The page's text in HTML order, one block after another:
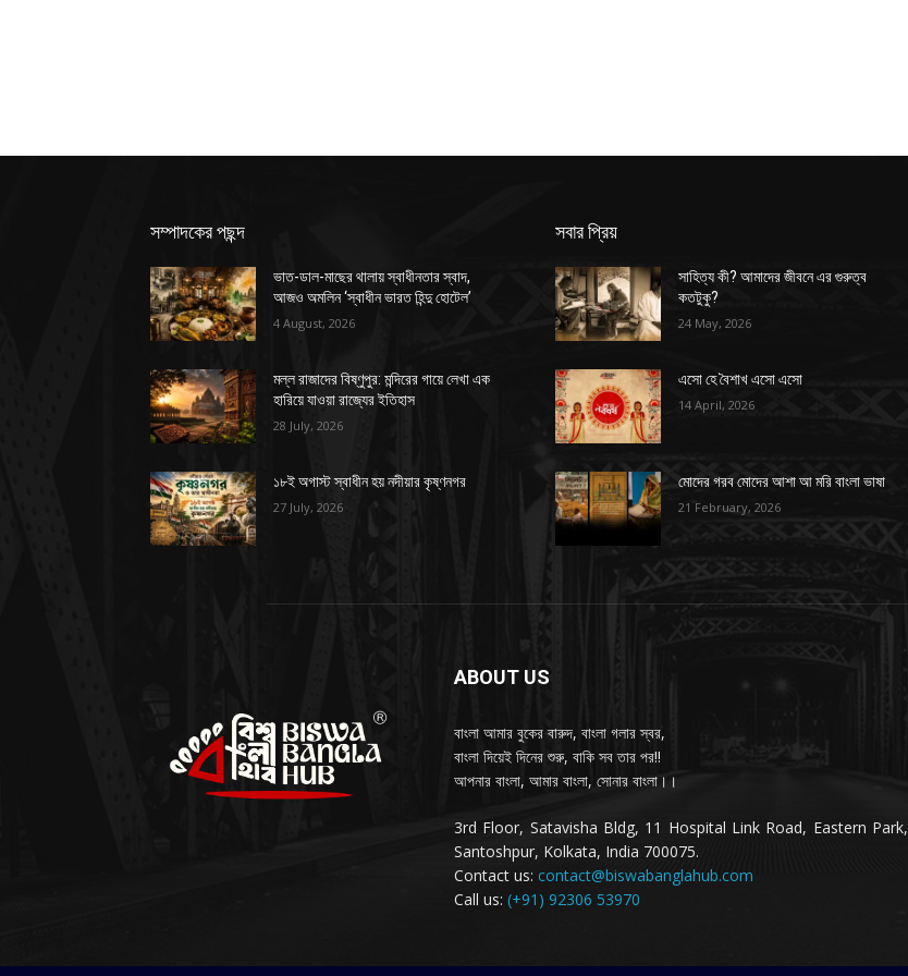
সম্পাদকের পছন্দ
ভাত-ডাল-মাছের থালায় স্বাধীনতার স্বাদ,
আজও অমলিন ‘স্বাধীন ভারত হিন্দু হোটেল’
4 August, 2026
মল্ল রাজাদের বিষ্ণুপুর: মন্দিরের গায়ে লেখা এক
হারিয়ে যাওয়া রাজ্যের ইতিহাস
28 July, 2026
১৮ই অগাস্ট স্বাধীন হয় নদীয়ার কৃষ্ণনগর
27 July, 2026
সবার প্রিয়
সাহিত্য কী? আমাদের জীবনে এর গুরুত্ব
কতটুকু?
24 May, 2026
এসো হে বৈশাখ এসো এসো
14 April, 2026
মোদের গরব মোদের আশা আ মরি বাংলা ভাষা
21 February, 2026
ABOUT US
বাংলা আমার বুকের বারুদ, বাংলা গলার স্বর,
বাংলা দিয়েই দিনের শুরু, বাকি সব তার পর!!
আপনার বাংলা, আমার বাংলা, সোনার বাংলা।।
3rd Floor, Satavisha Bldg, 11 Hospital Link Road, Eastern Park,
Santoshpur, Kolkata, India 700075.
Contact us: contact@biswabanglahub.com
Call us: (+91) 92306 53970